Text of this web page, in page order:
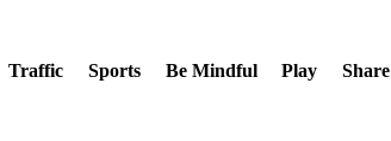
Traffic Sports Be Mindful Play Share